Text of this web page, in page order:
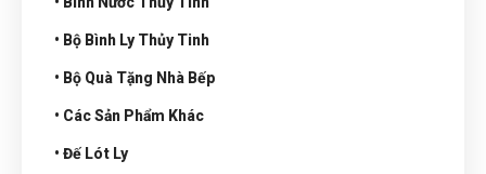
• Bộ Bình Ly Thủy Tinh
• Bộ Quà Tặng Nhà Bếp
• Các Sản Phẩm Khác
• Đế Lót Ly